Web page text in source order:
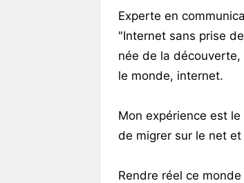
Experte en
"Internet sans prise
née de la
le monde, internet.
Mon expérience est
de migrer sur le net
Rendre réel ce